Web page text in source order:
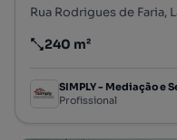
Preço por metro
240 m²
SIMPLY - Mediação e
Profissional